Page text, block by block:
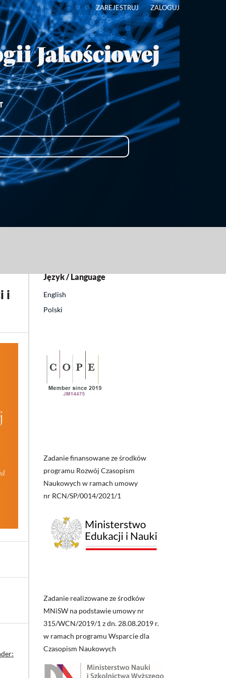
ZAREJESTRUJ ZALOGUJ
i
Język / Language
English
Polski
Zadanie finansowane ze środków
programu Rozwój Czasopism
Naukowych w ramach umowy
nr RCN/SP/0014/2021/1
Zadanie realizowane ze środków
MNiSW na podstawie umowy nr
315/WCN/2019/1 z dn. 28.08.2019 r.
w ramach programu Wsparcie dla
Czasopism Naukowych